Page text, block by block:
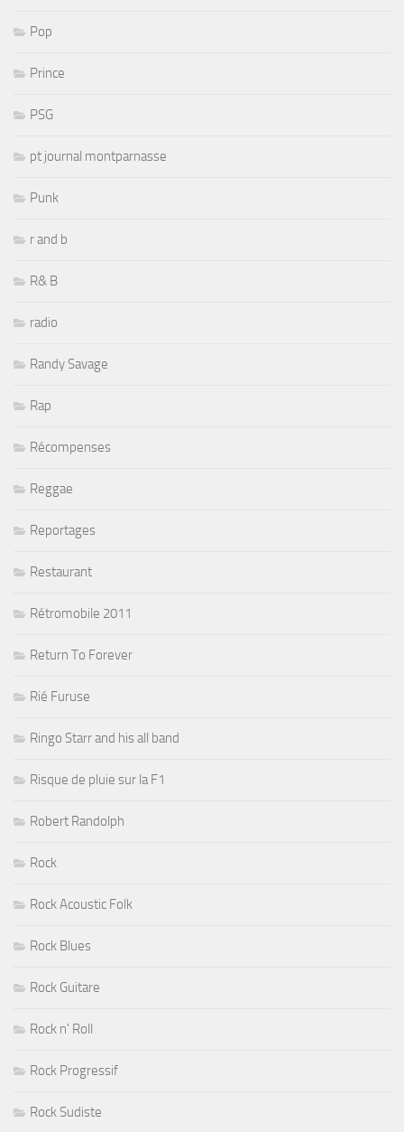
Pop
Prince
PSG
pt journal montparnasse
Punk
r and b
R& B
radio
Randy Savage
Rap
Récompenses
Reggae
Reportages
Restaurant
Rétromobile 2011
Return To Forever
Rié Furuse
Ringo Starr and his all band
Risque de pluie sur la F1
Robert Randolph
Rock
Rock Acoustic Folk
Rock Blues
Rock Guitare
Rock n' Roll
Rock Progressif
Rock Sudiste